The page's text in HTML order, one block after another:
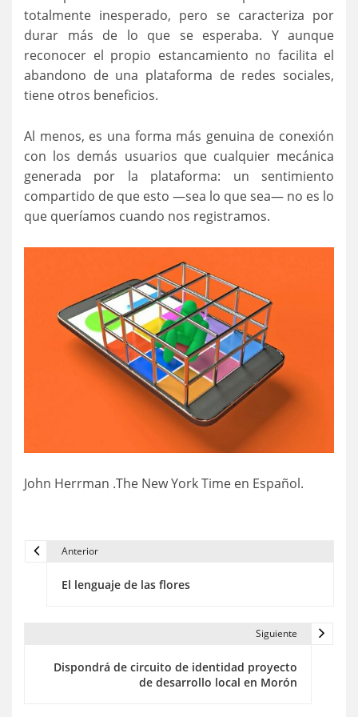
totalmente inesperado, pero se caracteriza por
durar más de lo que se esperaba. Y aunque
reconocer el propio estancamiento no facilita el
abandono de una plataforma de redes sociales,
tiene otros beneficios.
Al menos, es una forma más genuina de conexión
con los demás usuarios que cualquier mecánica
generada por la plataforma: un sentimiento
compartido de que esto —sea lo que sea— no es lo
que queríamos cuando nos registramos.
John Herrman .The New York Time en Español.
Anterior
El lenguaje de las flores
Siguiente
Dispondrá de circuito de identidad proyecto
de desarrollo local en Morón